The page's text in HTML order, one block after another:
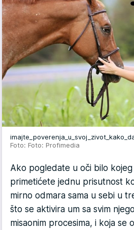
Foto: Foto: Profimedia
Ako pogledate u oči bilo kojeg
primetićete jednu prisutnost
mirno odmara sama u sebi u
što se aktivira um sa svim
misaonim procesima, i koja se